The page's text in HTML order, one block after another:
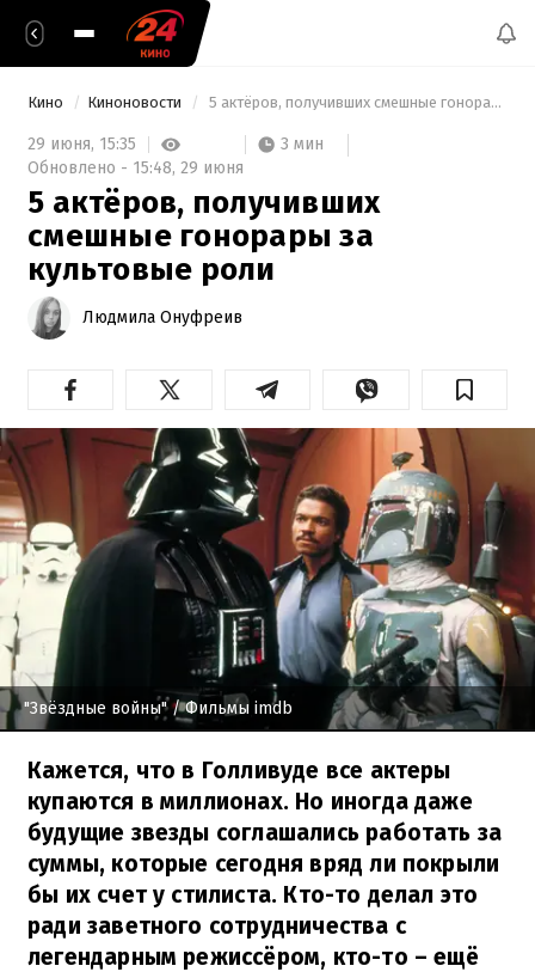
Кино Киноновости 5 актёров, получивших смешные гонорары за культовые роли
29 июня, 15:35
3 мин
Обновлено - 15:48, 29 июня
5 актёров, получивших
смешные гонорары за
культовые роли
Людмила Онуфреив
"Звёздные войны"/ Фильмы imdb
Кажется, что в Голливуде все актеры
купаются в миллионах. Но иногда даже
будущие звезды соглашались работать за
суммы, которые сегодня вряд ли покрыли
бы их счет у стилиста. Кто-то делал это
ради заветного сотрудничества с
легендарным режиссёром, кто-то – ещё